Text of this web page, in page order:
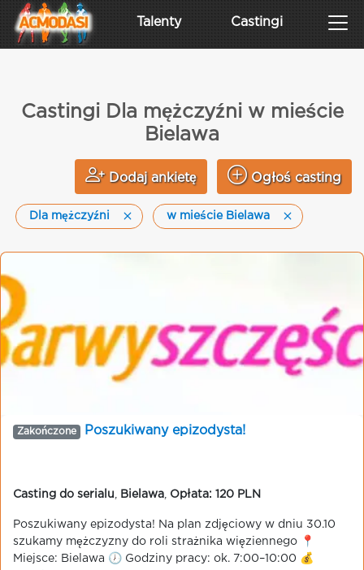
Talenty Castingi
Castingi Dla mężczyźni w mieście
Bielawa
Dodaj ankietę Ogłoś casting
Dla mężczyźni w mieście Bielawa
Zakończone Poszukiwany epizodysta!
Casting do serialu Bielawa Opłata: 120 PLN
Poszukiwany epizodysta! Na plan zdjęciowy w dniu 30.10
szukamy mężczyzny do roli strażnika więziennego 📍
Miejsce: Bielawa 🕖 Godziny pracy: ok. 7:00–10:00 💰